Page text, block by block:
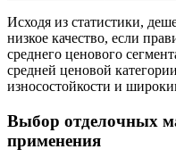
Исходя из статистики,
низкое качество, если
среднего ценового
средней ценовой
износостойкости и
Выбор отделочных
применения